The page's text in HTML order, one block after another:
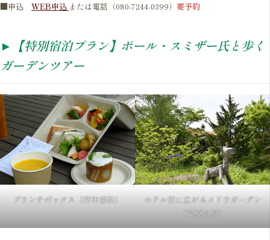
■申込 WEB申込 または電話（080-7244-0399） 要予約
►【特別宿泊プラン】ポール・スミザー氏と歩く
ガーデンツアー
ブランチボックス（昨年提供）
ホテル前に広がるメドウガーデン
（草原の庭）